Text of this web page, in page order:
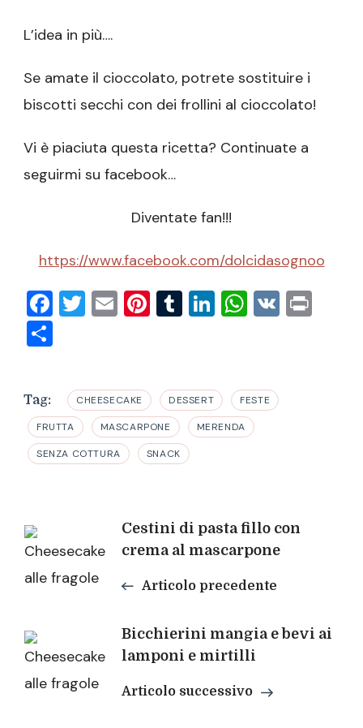
L’idea in più….
Se amate il cioccolato, potrete sostituire i
biscotti secchi con dei frollini al cioccolato!
Vi è piaciuta questa ricetta? Continuate a
seguirmi su facebook…
Diventate fan!!!
https://www.facebook.com/dolcidasognoo
Facebook
Twitter
EmailPinterest
Tumblr
LinkedIn
VK
Tag: CHEESECAKE DESSERT FESTE
FRUTTA MASCARPONE MERENDA
SENZA COTTURA SNACK
Navigazione
articoli
Cestini di pasta fillo con
crema al mascarpone
Articolo precedente
Bicchierini mangia e bevi ai
lamponi e mirtilli
Articolo successivo